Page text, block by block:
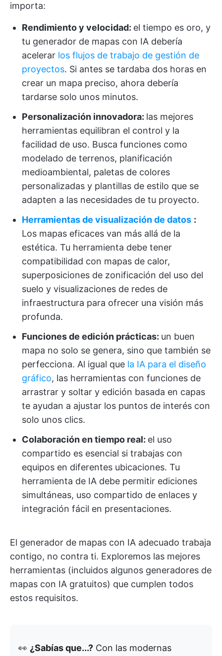
importa:
Rendimiento y velocidad: el tiempo es oro, y
tu generador de mapas con IA debería
acelerar los flujos de trabajo de gestión de
proyectos. Si antes se tardaba dos horas en
crear un mapa preciso, ahora debería
tardarse solo unos minutos.
Personalización innovadora: las mejores
herramientas equilibran el control y la
facilidad de uso. Busca funciones como
modelado de terrenos, planificación
medioambiental, paletas de colores
personalizadas y plantillas de estilo que se
adapten a las necesidades de tu proyecto.
Herramientas de visualización de datos :
Los mapas eficaces van más allá de la
estética. Tu herramienta debe tener
compatibilidad con mapas de calor,
superposiciones de zonificación del uso del
suelo y visualizaciones de redes de
infraestructura para ofrecer una visión más
profunda.
Funciones de edición prácticas: un buen
mapa no solo se genera, sino que también se
perfecciona. Al igual que la IA para el diseño
gráfico, las herramientas con funciones de
arrastrar y soltar y edición basada en capas
te ayudan a ajustar los puntos de interés con
solo unos clics.
Colaboración en tiempo real: el uso
compartido es esencial si trabajas con
equipos en diferentes ubicaciones. Tu
herramienta de IA debe permitir ediciones
simultáneas, uso compartido de enlaces y
integración fácil en presentaciones.
El generador de mapas con IA adecuado trabaja
contigo, no contra ti. Exploremos las mejores
herramientas (incluidos algunos generadores de
mapas con IA gratuitos) que cumplen todos
estos requisitos.
👀 ¿Sabías que...? Con las modernas